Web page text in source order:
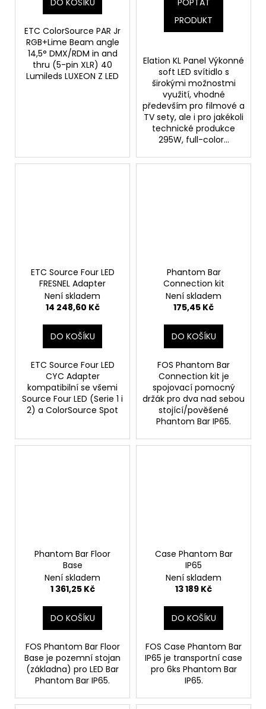
ETC ColorSource PAR Jr
RGB+Lime Beam angle
14,5° DMX/RDM in and
thru (5-pin XLR) 40
Lumileds LUXEON Z LED
PRODUKT
Elation KL Panel Výkonné
soft LED svítidlo s
širokými možnostmi
využití, vhodné
především pro filmové a
TV sety, ale i pro jakékoli
technické produkce
295W, full-color...
ETC Source Four LED
FRESNEL Adapter
Není skladem
14 248,60 Kč
DO KOŠÍKU
ETC Source Four LED
CYC Adapter
kompatibilní se všemi
Source Four LED (Serie 1 i
2) a ColorSource Spot
Phantom Bar
Connection kit
Není skladem
175,45 Kč
DO KOŠÍKU
FOS Phantom Bar
Connection kit je
spojovací pomocný
držák pro dva nad sebou
stojící/pověšené
Phantom Bar IP65.
Phantom Bar Floor
Base
Není skladem
1 361,25 Kč
DO KOŠÍKU
FOS Phantom Bar Floor
Base je pozemní stojan
(základna) pro LED Bar
Phantom Bar IP65.
Case Phantom Bar
IP65
Není skladem
13 189 Kč
DO KOŠÍKU
FOS Case Phantom Bar
IP65 je transportní case
pro 6ks Phantom Bar
IP65.